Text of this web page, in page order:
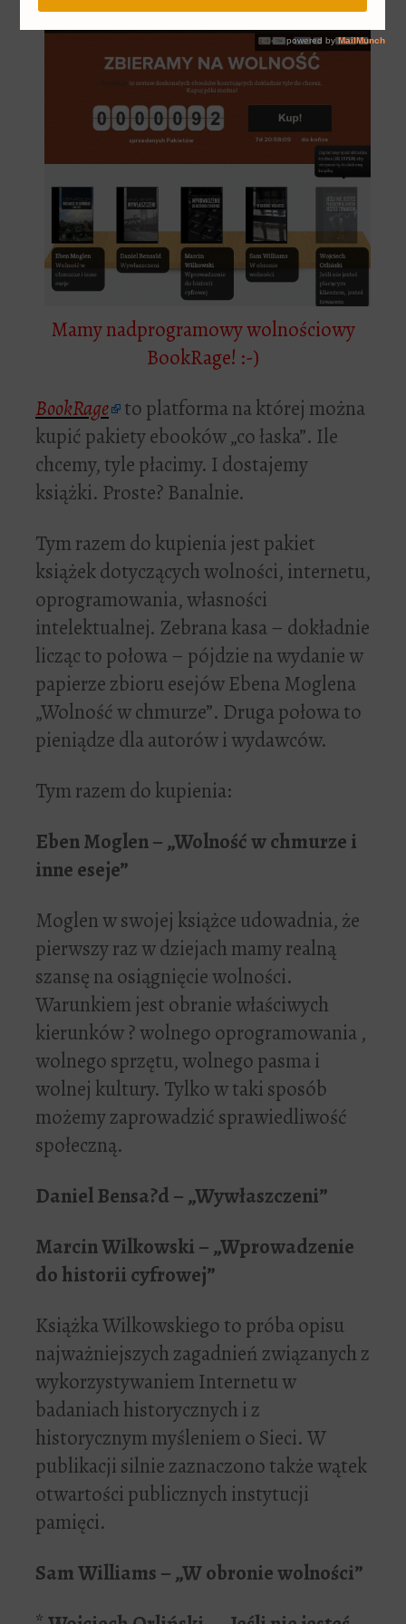
Mamy nadprogramowy wolnościowy
BookRage! :-)
BookRage to platforma na której można
kupić pakiety ebooków „co łaska”. Ile
chcemy, tyle płacimy. I dostajemy
książki. Proste? Banalnie.
Tym razem do kupienia jest pakiet
książek dotyczących wolności, internetu,
oprogramowania, własności
intelektualnej. Zebrana kasa – dokładnie
licząc to połowa – pójdzie na wydanie w
papierze zbioru esejów Ebena Moglena
„Wolność w chmurze”. Druga połowa to
pieniądze dla autorów i wydawców.
Tym razem do kupienia:
Eben Moglen – „Wolność w chmurze i
inne eseje”
Moglen w swojej książce udowadnia, że
pierwszy raz w dziejach mamy realną
szansę na osiągnięcie wolności.
Warunkiem jest obranie właściwych
kierunków ? wolnego oprogramowania ,
wolnego sprzętu, wolnego pasma i
wolnej kultury. Tylko w taki sposób
możemy zaprowadzić sprawiedliwość
społeczną.
Daniel Bensa?d – „Wywłaszczeni”
Marcin Wilkowski – „Wprowadzenie
do historii cyfrowej”
Książka Wilkowskiego to próba opisu
najważniejszych zagadnień związanych z
wykorzystywaniem Internetu w
badaniach historycznych i z
historycznym myśleniem o Sieci. W
publikacji silnie zaznaczono także wątek
otwartości publicznych instytucji
pamięci.
Sam Williams – „W obronie wolności”